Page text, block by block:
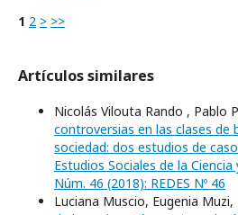
1 2 > >>
Artículos similares
Nicolás Vilouta Rando , Pablo
controversias en las clases de
sociedad: dos estudios de caso
Estudios Sociales de la
Núm. 46 (2018): REDES Nº 46
Luciana Muscio, Eugenia